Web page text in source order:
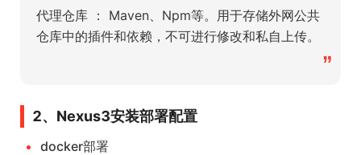
代理仓库 ： Maven、Npm等。用于存储外网公共
仓库中的插件和依赖，不可进行修改和私自上传。
”
2、Nexus3安装部署配置
docker部署